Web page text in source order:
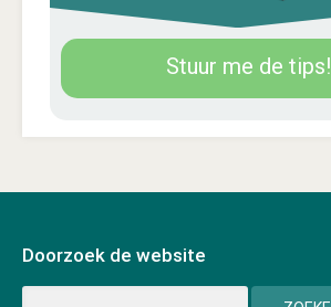
Stuur me de tips!
Doorzoek de website